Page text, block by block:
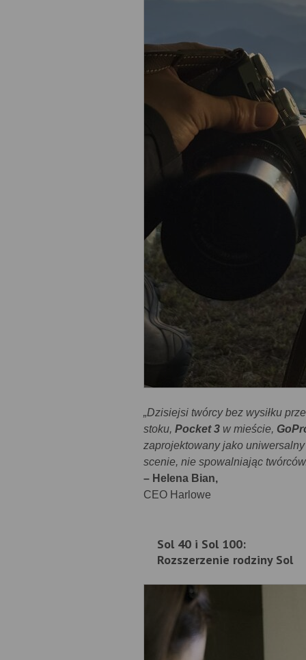
„Dzisiejsi twórcy bez wysiłku
stoku, Pocket 3 w mieście,
zaprojektowany jako
scenie, nie spowalniając
– Helena Bian,
CEO Harlowe
Sol 40 i Sol 100:
Rozszerzenie rodziny Sol